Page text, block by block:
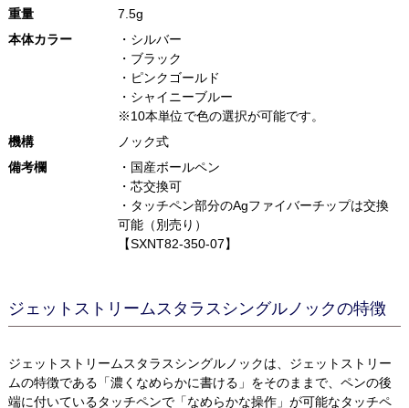
重量
7.5g
本体カラー
・シルバー
・ブラック
・ピンクゴールド
・シャイニーブルー
※10本単位で色の選択が可能です。
機構
ノック式
備考欄
・国産ボールペン
・芯交換可
・タッチペン部分のAgファイバーチップは交換
可能（別売り）
【SXNT82-350-07】
ジェットストリームスタラスシングルノックの特徴
ジェットストリームスタラスシングルノックは、ジェットストリー
ムの特徴である「濃くなめらかに書ける」をそのままで、ペンの後
端に付いているタッチペンで「なめらかな操作」が可能なタッチペ